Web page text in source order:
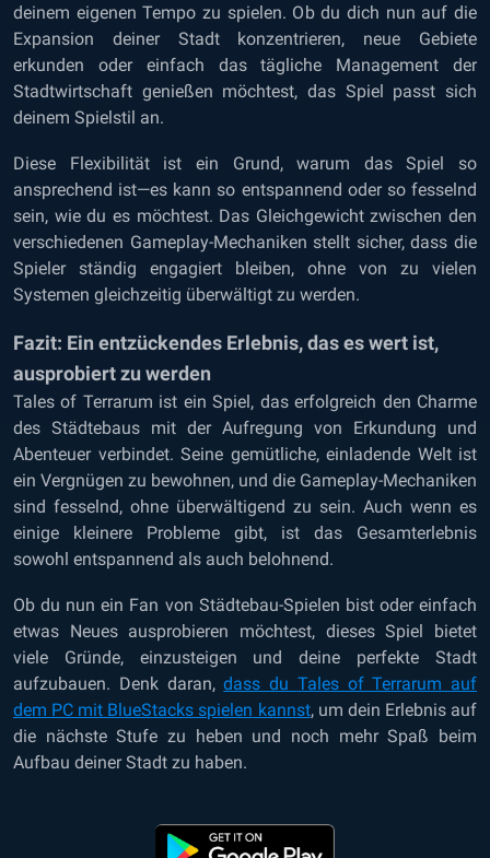
deinem eigenen Tempo zu spielen. Ob du dich nun auf die
Expansion deiner Stadt konzentrieren, neue Gebiete
erkunden oder einfach das tägliche Management der
Stadtwirtschaft genießen möchtest, das Spiel passt sich
deinem Spielstil an.
Diese Flexibilität ist ein Grund, warum das Spiel so
ansprechend ist—es kann so entspannend oder so fesselnd
sein, wie du es möchtest. Das Gleichgewicht zwischen den
verschiedenen Gameplay-Mechaniken stellt sicher, dass die
Spieler ständig engagiert bleiben, ohne von zu vielen
Systemen gleichzeitig überwältigt zu werden.
Fazit: Ein entzückendes Erlebnis, das es wert ist,
ausprobiert zu werden
Tales of Terrarum ist ein Spiel, das erfolgreich den Charme
des Städtebaus mit der Aufregung von Erkundung und
Abenteuer verbindet. Seine gemütliche, einladende Welt ist
ein Vergnügen zu bewohnen, und die Gameplay-Mechaniken
sind fesselnd, ohne überwältigend zu sein. Auch wenn es
einige kleinere Probleme gibt, ist das Gesamterlebnis
sowohl entspannend als auch belohnend.
Ob du nun ein Fan von Städtebau-Spielen bist oder einfach
etwas Neues ausprobieren möchtest, dieses Spiel bietet
viele Gründe, einzusteigen und deine perfekte Stadt
aufzubauen. Denk daran,dass du Tales of Terrarum auf
dem PC mit BlueStacks spielen kannst, um dein Erlebnis auf
die nächste Stufe zu heben und noch mehr Spaß beim
Aufbau deiner Stadt zu haben.